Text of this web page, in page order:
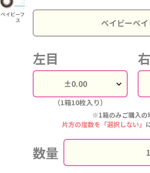
ベイビーフェイ
ス
左目
（1箱10枚入り）
※1箱のみご購入の
片方の度数を「選択しない」
数量